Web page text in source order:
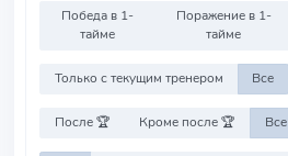
Победа в 1-
тайме
Поражение в 1-
тайме
Только с текущим тренером Все
После 🏆 Кроме после 🏆 Все